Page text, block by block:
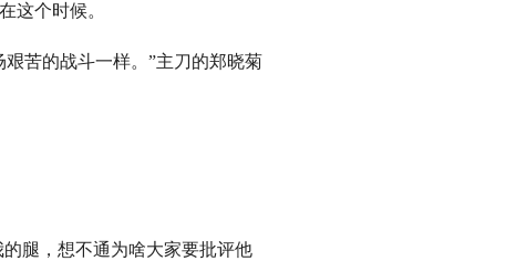
这个时候。
苦的战斗一样。”主刀的郑晓菊
腿，想不通为啥大家要批评他